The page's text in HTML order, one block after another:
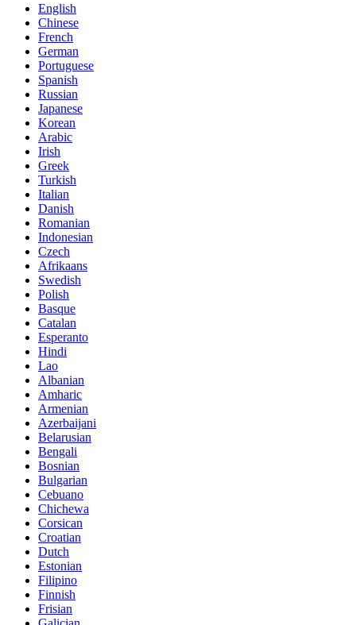
English
Chinese
French
German
Portuguese
Spanish
Russian
Japanese
Korean
Arabic
Irish
Greek
Turkish
Italian
Danish
Romanian
Indonesian
Czech
Afrikaans
Swedish
Polish
Basque
Catalan
Esperanto
Hindi
Lao
Albanian
Amharic
Armenian
Azerbaijani
Belarusian
Bengali
Bosnian
Bulgarian
Cebuano
Chichewa
Corsican
Croatian
Dutch
Estonian
Filipino
Finnish
Frisian